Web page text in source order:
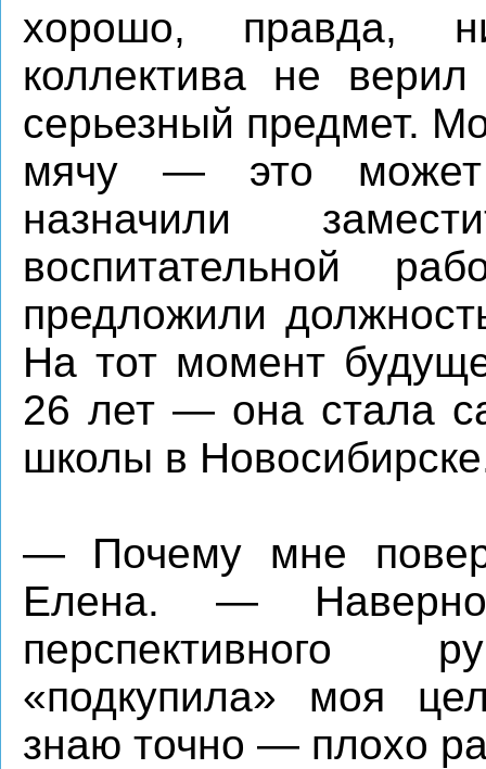
хорошо, правда,
коллектива не
серьезный предмет.
мячу — это может
назначили
воспитательной
предложили
На тот момент
26 лет — она стала
школы в
— Почему мне
Елена. —
перспективного
«подкупила» моя
знаю точно — плохо